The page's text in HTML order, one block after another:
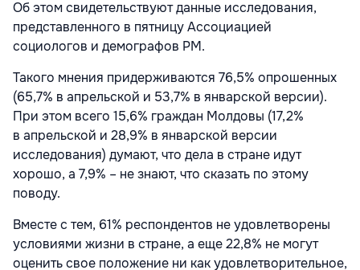
Об этом свидетельствуют данные исследования,
представленного в пятницу Ассоциацией
социологов и демографов РМ.
Такого мнения придерживаются 76,5% опрошенных
(65,7% в апрельской и 53,7% в январской версии).
При этом всего 15,6% граждан Молдовы (17,2%
в апрельской и 28,9% в январской версии
исследования) думают, что дела в стране идут
хорошо, а 7,9% – не знают, что сказать по этому
поводу.
Вместе с тем, 61% респондентов не удовлетворены
условиями жизни в стране, а еще 22,8% не могут
оценить свое положение ни как удовлетворительное,